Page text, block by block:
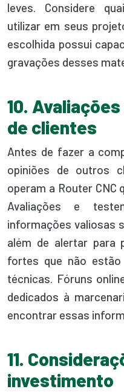
leves. Considere
utilizar em seus
escolhida possui
gravações desses
10.
de clientes
Antes de fazer a
opiniões de outros
operam a Router CNC
Avaliações e
informações valiosas
além de alertar para
fortes que não
técnicas. Fóruns
dedicados à
encontrar essas
11.
investimento